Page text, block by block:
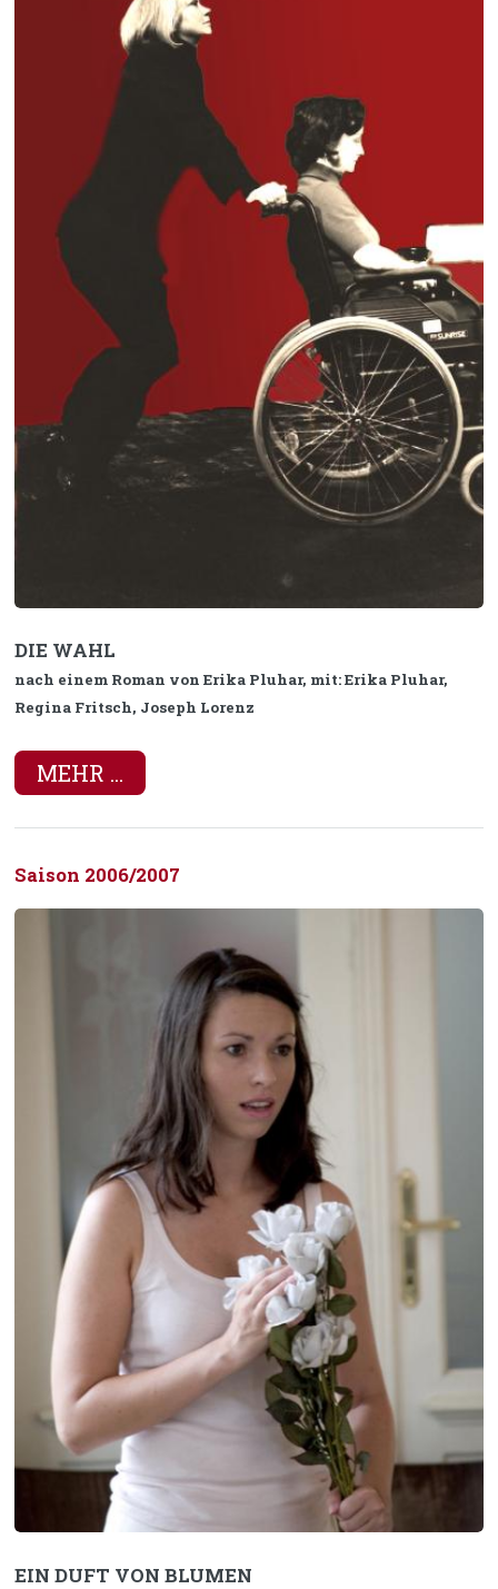
DIE WAHL
nach einem Roman von Erika Pluhar, mit: Erika Pluhar,
Regina Fritsch, Joseph Lorenz
MEHR ...
Saison 2006/2007
EIN DUFT VON BLUMEN